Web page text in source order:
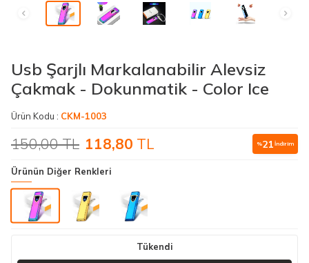
Usb Şarjlı Markalanabilir Alevsiz
Çakmak - Dokunmatik - Color Ice
Ürün Kodu : CKM-1003
150,00TL 118,80 TL %21 İndirim
Ürünün Diğer Renkleri
Tükendi